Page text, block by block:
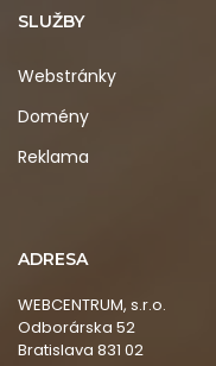
SLUŽBY
Webstránky
Domény
Reklama
ADRESA
WEBCENTRUM, s.r.o.
Odborárska 52
Bratislava 831 02